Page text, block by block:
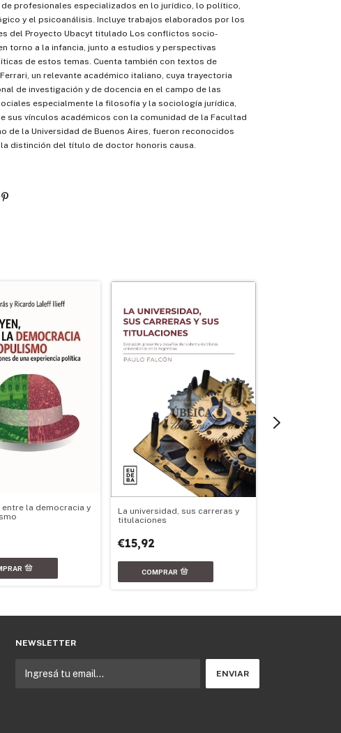
profesionales especializados en lo jurídico, lo político,
y el psicoanálisis. Incluye trabajos elaborados por los
del Proyecto Ubacyt titulado Los conflictos socio-
torno a la infancia, junto a estudios y perspectivas
de estos temas. Cuenta también con textos de
un relevante académico italiano, cuya trayectoria
de investigación y de docencia en el campo de las
especialmente la filosofía y la sociología jurídica,
sus vínculos académicos con la comunidad de la Facultad
de la Universidad de Buenos Aires, fueron reconocidos
distinción del título de doctor honoris causa.
entre la democracia y
La universidad, sus carreras y
titulaciones
€15,92
NEWSLETTER